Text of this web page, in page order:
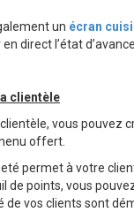
un écran
direct l’état
clientèle
vous pouvez
offert.
permet à votre
de points, vous
de vos clients sont